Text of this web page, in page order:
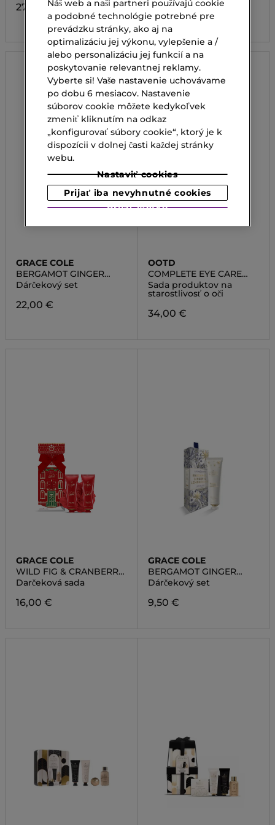
27,00 €
44,00 €
GRACE COLE
BERGAMOT GINGER
LEMONGRASS
Dárčekový set
22,00 €
OOTD
COMPLETE EYE CARE
SET
Sada produktov na
starostlivosť o oči
34,00 €
GRACE COLE
WILD FIG & CRANBERRY
NOURISHING
FAVOURITES SET
Darčeková sada
16,00 €
GRACE COLE
BERGAMOT GINGER
LEMONGRASS
Dárčekový set
9,50 €
Náš web a naši partneri používajú cookie
a podobné technológie potrebné pre
prevádzku stránky, ako aj na
optimalizáciu jej výkonu, vylepšenie a /
alebo personalizáciu jej funkcií a na
poskytovanie relevantnej reklamy.
Vyberte si! Vaše nastavenie uchovávame
po dobu 6 mesiacov. Nastavenie
súborov cookie môžete kedykoľvek
zmeniť kliknutím na odkaz
„konfigurovať súbory cookie“, ktorý je k
dispozícii v dolnej časti každej stránky
webu.
Nastaviť cookies
Prijať iba nevyhnutné cookies
Prijať všetko